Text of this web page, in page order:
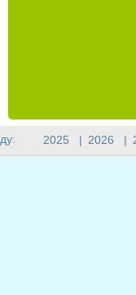
2025 | 2026 |